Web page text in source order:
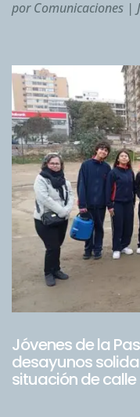
porComunicaciones |
Jóvenes de la
desayunos
situación de calle